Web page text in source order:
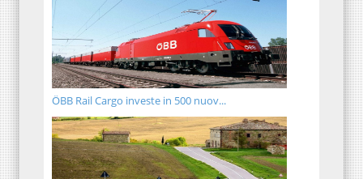
ÖBB Rail Cargo investe in 500 nuov...